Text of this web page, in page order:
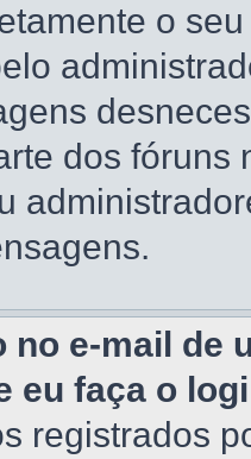
o
dos
no e-mail de
eu faça o
registrados